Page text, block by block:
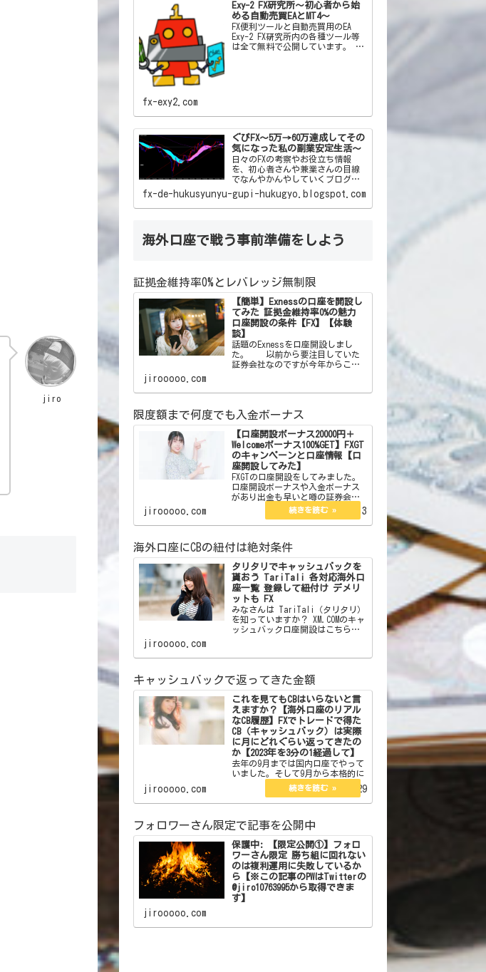
jiro
Exy-2 FX研究所～初心者から始
める自動売買EAとMT4～
FX便利ツールと自動売買用のEA
Exy-2 FX研究所内の各種ツール等
は全て無料で公開しています。 私
fx-exy2.com
ぐぴFX～5万→60万達成してその
気になった私の副業安定生活～
日々のFXの考察やお役立ち情報
を、初心者さんや兼業さんの目線
でなんやかんやしていくブログで
す(*‘ω‘ *)ﾜｸﾜｸ
fx-de-hukusyunyu-gupi-hukugyo.blogspot.com
海外口座で戦う事前準備をしよう
証拠金維持率0%とレバレッジ無制限
【簡単】Exnessの口座を開設し
てみた 証拠金維持率0%の魅力
口座開設の条件【FX】【体験
談】
話題のExnessを口座開設しまし
た。 以前から要注目していた
証券会社なのですが今年からここ
せん。しかしそれを補う魅力が沢
と思います。 【簡単
jirooooo.com
限度額まで何度でも入金ボーナス
【口座開設ボーナス20000円＋
Welcomeボーナス100%GET】FXGT
のキャンペーンと口座情報【口
座開設してみた】
FXGTの口座開設をしてみました。
口座開設ボーナスや入金ボーナス
があり出金も早いと噂の証券会社
です。ボーナスでトレードを有利
にするなら。 ここからFXGTの
サイトに飛べます 【口座開設
ス10…
jirooooo.com 2023.02.13
海外口座にCBの紐付は絶対条件
タリタリでキャッシュバックを
貰おう TariTali 各対応海外口
座一覧 登録して紐付け デメリ
ットも FX
みなさんは TariTali（タリタリ）
を知っていますか？ XM.COMのキャ
ッシュバック口座開設はこちら
ている方なら 一度は聞いたことが
jirooooo.com
キャッシュバックで返ってきた金額
これを見てもCBはいらないと言
えますか？【海外口座のリアル
なCB履歴】FXでトレードで得た
CB（キャッシュバック）は実際
に月にどれぐらい返ってきたの
か【2023年を3分の1経過して】
去年の9月までは国内口座でやって
いました。そして9月から本格的に
海外口座を始めて今年の1月からは
メインの証券会社を変えました。
国内口座の時は海外口座のような
PayPayが後から返ってくるものは
利用していまし…
jirooooo.com 2023.04.29
フォロワーさん限定で記事を公開中
保護中: 【限定公開①】フォロ
ワーさん限定 勝ち組に回れない
のは複利運用に失敗しているか
ら【※この記事のPWはTwitterの
@jiro10763995から取得できま
す】
jirooooo.com